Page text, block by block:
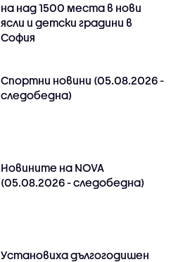
на над 1500 места в нови
ясли и детски градини в
София
Спортни новини (05.08.2026 -
следобедна)
Новините на NOVA
(05.08.2026 - следобедна)
Установиха дългогодишен